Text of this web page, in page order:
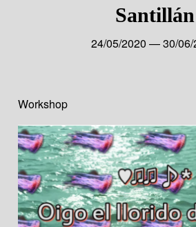
Santillán
24/05/2020 — 30/06/
Workshop